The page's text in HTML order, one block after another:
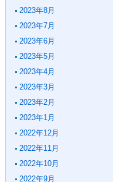
2023年8月
2023年7月
2023年6月
2023年5月
2023年4月
2023年3月
2023年2月
2023年1月
2022年12月
2022年11月
2022年10月
2022年9月